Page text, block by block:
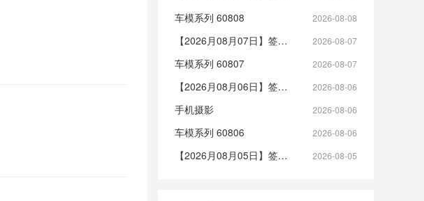
2026-08-08
车模系列 60808
2026-08-07
【2026月08月07日】签到帖
2026-08-07
车模系列 60807
2026-08-06
【2026月08月06日】签到帖
2026-08-06
手机摄影
2026-08-06
车模系列 60806
2026-08-05
【2026月08月05日】签到帖